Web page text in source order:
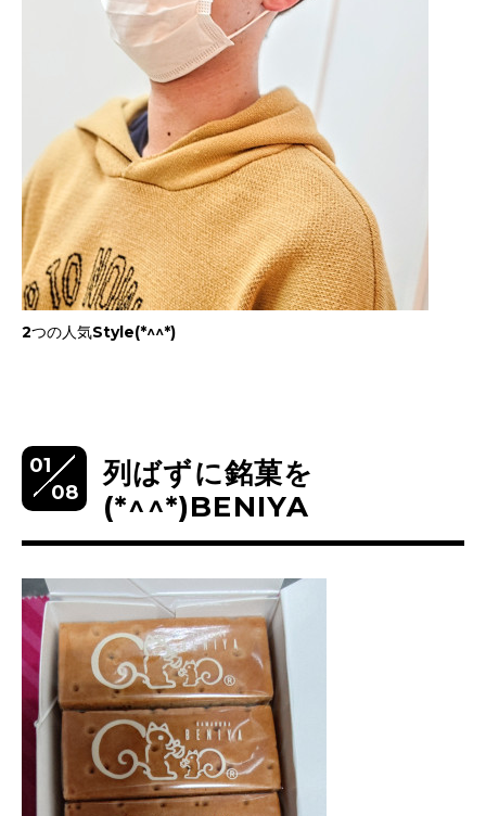
2つの人気Style(*^^*)
01
08
列ばずに銘菓を
(*^^*)BENIYA